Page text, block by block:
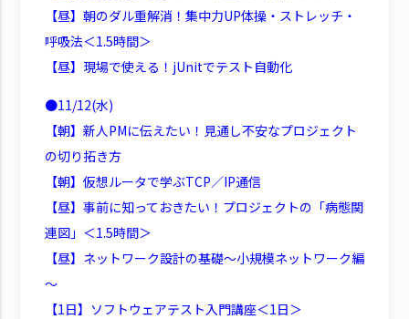
【昼】朝のダル重解消！集中力UP体操・ストレッチ・
呼吸法＜1.5時間＞
【昼】現場で使える！jUnitでテスト自動化
●11/12(水)
【朝】新人PMに伝えたい！見通し不安なプロジェクト
の切り拓き方
【朝】仮想ルータで学ぶTCP／IP通信
【昼】事前に知っておきたい！プロジェクトの「病態関
連図」＜1.5時間＞
【昼】ネットワーク設計の基礎～小規模ネットワーク編
～
【1日】ソフトウェアテスト入門講座＜1日＞